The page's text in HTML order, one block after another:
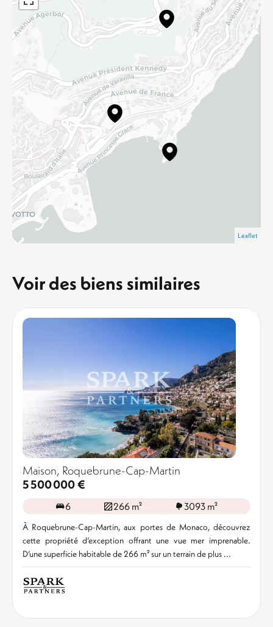
Leaflet
Voir des biens similaires
Maison, Roquebrune-Cap-Martin
5 500 000 €
6 266 m² 3093 m²
À Roquebrune-Cap-Martin, aux portes de Monaco, découvrez
cette propriété d’exception offrant une vue mer imprenable.
D’une superficie habitable de 266 m² sur un terrain de plus ...